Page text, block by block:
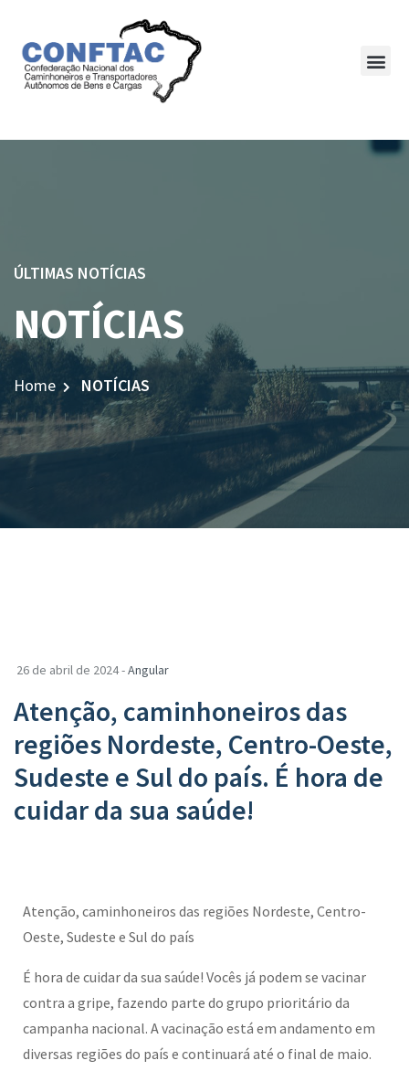
ÚLTIMAS NOTÍCIAS
NOTÍCIAS
Home NOTÍCIAS
26 de abril de 2024 -Angular
Atenção, caminhoneiros das
regiões Nordeste, Centro-Oeste,
Sudeste e Sul do país. É hora de
cuidar da sua saúde!
Atenção, caminhoneiros das regiões Nordeste, Centro-
Oeste, Sudeste e Sul do país
É hora de cuidar da sua saúde! Vocês já podem se vacinar
contra a gripe, fazendo parte do grupo prioritário da
campanha nacional. A vacinação está em andamento em
diversas regiões do país e continuará até o final de maio.